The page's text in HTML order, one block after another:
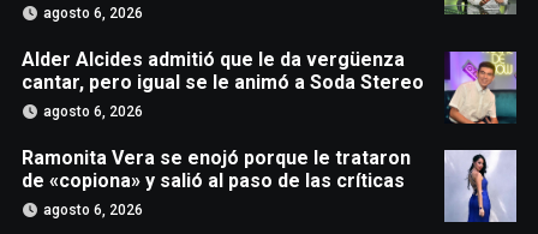
agosto 6, 2026
Alder Alcides admitió que le da vergüenza
cantar, pero igual se le animó a Soda Stereo
agosto 6, 2026
Ramonita Vera se enojó porque le trataron
de «copiona» y salió al paso de las críticas
agosto 6, 2026